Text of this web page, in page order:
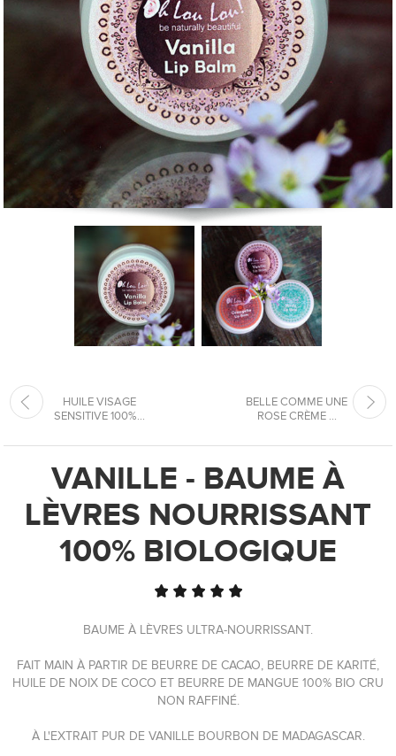
HUILE VISAGE
SENSITIVE 100%...
BELLE COMME UNE
ROSE CRÈME ...
VANILLE - BAUME À
LÈVRES NOURRISSANT
100% BIOLOGIQUE
BAUME À LÈVRES ULTRA-NOURRISSANT.
FAIT MAIN À PARTIR DE BEURRE DE CACAO, BEURRE DE KARITÉ,
HUILE DE NOIX DE COCO ET BEURRE DE MANGUE 100% BIO CRU
NON RAFFINÉ.
À L'EXTRAIT PUR DE VANILLE BOURBON DE MADAGASCAR.